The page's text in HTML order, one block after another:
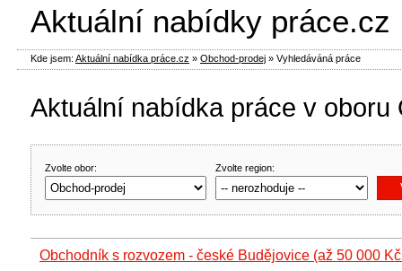
Aktuální nabídka práce v oboru
Zvolte obor: Zvolte region:
Obchodník s rozvozem - české Budějovice (až 50 000
Aktuální nabídky práce.cz
Kde jsem: Aktuální nabídka práce.cz » Obchod-prodej » Vyhledáváná práce